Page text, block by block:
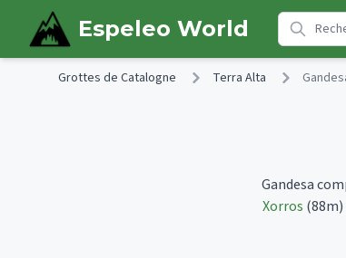
Skip to main content
Espeleo World
Grottes de Catalogne Terra Alta
Gandesa
Xorros (88m)